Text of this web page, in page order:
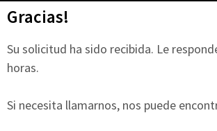
Gracias!
Su solicitud ha sido recibida. Le
horas.
Si necesita llamarnos, nos puede